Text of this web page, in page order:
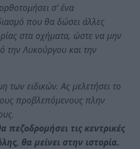
σ’ ένα
που θα δώσει άλλες
στα οχήματα, ώστε να μην
την Λυκούργου και την
των ειδικών. Ας μελετήσει το
προβλεπόμενους πλην
τις κεντρικές
θα μείνει στην ιστορία.